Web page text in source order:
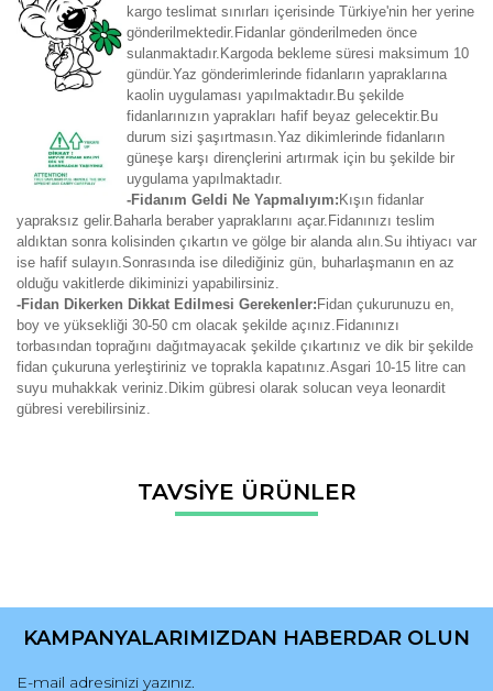
kargo teslimat sınırları içerisinde Türkiye'nin her yerine
gönderilmektedir.Fidanlar gönderilmeden önce
sulanmaktadır.Kargoda bekleme süresi maksimum 10
gündür.Yaz gönderimlerinde fidanların yapraklarına
kaolin uygulaması yapılmaktadır.Bu şekilde
fidanlarınızın yaprakları hafif beyaz gelecektir.Bu
durum sizi şaşırtmasın.Yaz dikimlerinde fidanların
güneşe karşı dirençlerini artırmak için bu şekilde bir
uygulama yapılmaktadır.
-Fidanım Geldi Ne Yapmalıyım: Kışın fidanlar
yapraksız gelir.Baharla beraber yapraklarını açar.Fidanınızı teslim
aldıktan sonra kolisinden çıkartın ve gölge bir alanda alın.Su ihtiyacı var
ise hafif sulayın.Sonrasında ise dilediğiniz gün, buharlaşmanın en az
olduğu vakitlerde dikiminizi yapabilirsiniz.
-Fidan Dikerken Dikkat Edilmesi Gerekenler: Fidan çukurunuzu en,
boy ve yüksekliği 30-50 cm olacak şekilde açınız.Fidanınızı
torbasından toprağını dağıtmayacak şekilde çıkartınız ve dik bir şekilde
fidan çukuruna yerleştiriniz ve toprakla kapatınız.Asgari 10-15 litre can
suyu muhakkak veriniz.Dikim gübresi olarak solucan veya leonardit
gübresi verebilirsiniz.
Bu ürüne ilk yorumu siz yapın!
Bu ürünün fiyat bilgisi, resim, ürün açıklamalarında ve diğer
konularda yetersiz gördüğünüz noktaları öneri formunu
Ürün açıklamasında eksik bilgiler bulunuyor.
TAVSİYE ÜRÜNLER
KAMPANYALARIMIZDAN HABERDAR OLUN